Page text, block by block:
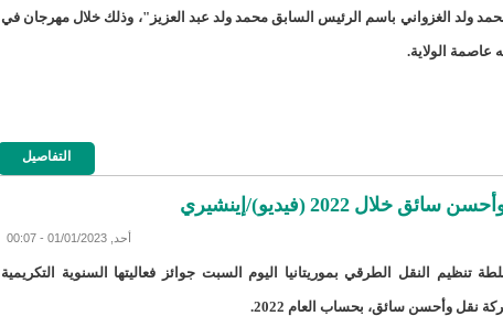
3 ثلاث تعيينات في مجلس الوزراء (أسماء)/إينشيري
ولد الغزواني باسم الرئيس السابق محمد ولد عبد العزيز"، وذلك خلال مهرجان في
عاصمة الولاية.
التفاصيل
2022 (فيديو)/إينشيري
أحد, 01/01/2023 - 00:07
تنظيم النقل الطرقي بموريتانيا اليوم السبت جوائز فعاليتها السنوية التكريمية
نقل وأحسن سائق، بحساب العام 2022.